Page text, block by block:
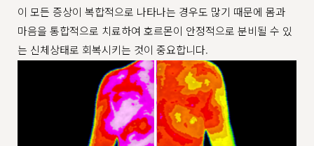
이 모든 증상이 복합적으로 나타나는 경우도 많기 때문에 몸과
마음을 통합적으로 치료하여 호르몬이 안정적으로 분비될 수 있
는 신체상태로 회복시키는 것이 중요합니다.